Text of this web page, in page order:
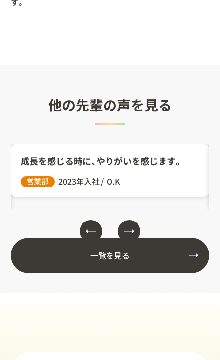
他の先輩の声を見る
成長を感じる時に、やりがいを感じます。
営業部 2023年入社 O.K
一覧を見る